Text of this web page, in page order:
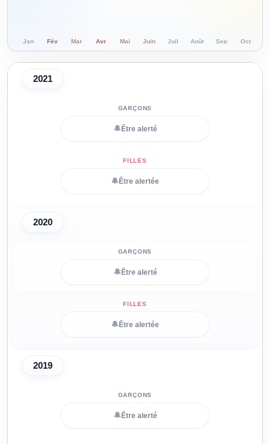
Jan Fév Mar Avr Mai Juin Juil Août Sep Oct
2021
🔔 Être alerté
🔔 Être alertée
2020
🔔 Être alerté
🔔 Être alertée
2019
🔔 Être alerté